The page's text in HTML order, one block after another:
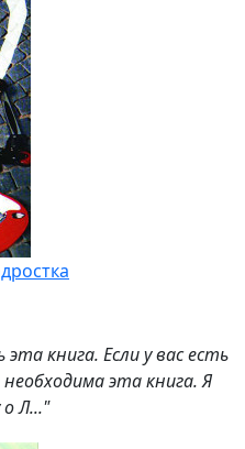
книга. Если у вас есть
эта книга. Я
Л..."